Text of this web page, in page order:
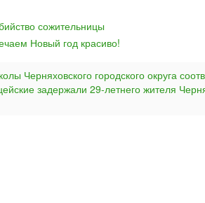
сожительницы
Новый год красиво!
Черняховского городского округа
задержали 29-летнего жителя